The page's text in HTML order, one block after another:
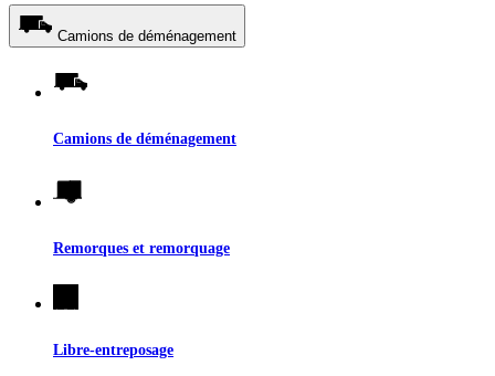
Camions de déménagement
Camions de déménagement
Remorques et remorquage
Libre-entreposage